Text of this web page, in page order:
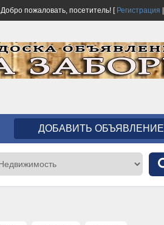
Добро пожаловать, посетитель! [ Регистрация
ДОБАВИТЬ ОБЪЯВЛЕНИЕ